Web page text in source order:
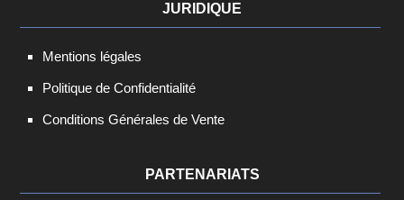
JURIDIQUE
Mentions légales
Politique de Confidentialité
Conditions Générales de Vente
PARTENARIATS